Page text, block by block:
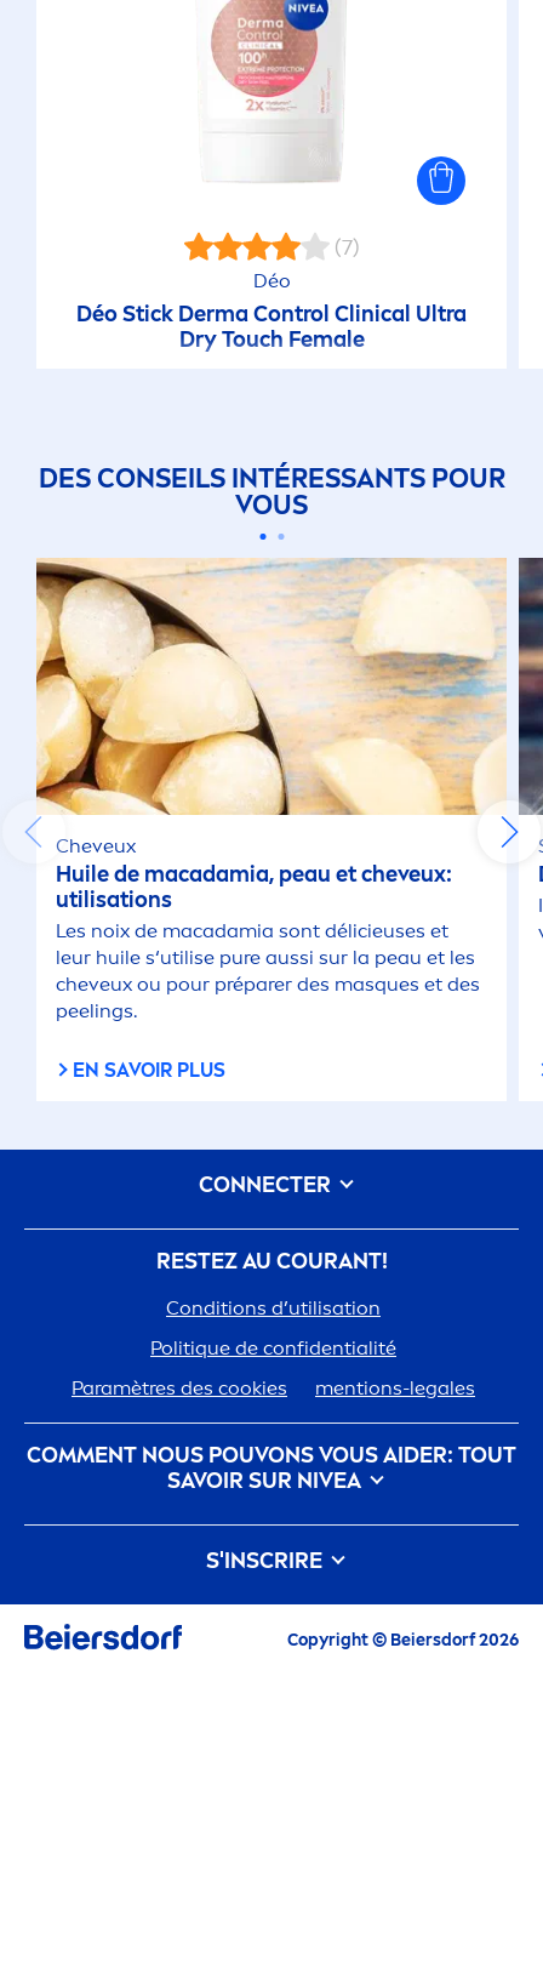
(7)
Déo
Déo Stick Derma Control Clinical Ultra
Dry Touch Female
DES CONSEILS INTÉRESSANTS POUR
VOUS
Cheveux
Huile de macadamia, peau et cheveux:
utilisations
Les noix de macadamia sont délicieuses et
leur huile s‘utilise pure aussi sur la peau et les
cheveux ou pour préparer des masques et des
peelings.
EN SAVOIR PLUS
RESTEZ AU COURANT!
Conditions d’utilisation
Politique de confidentialité
Paramètres des cookies
mentions-legales
COMMENT NOUS POUVONS VOUS AIDER: TOUT
SAVOIR SUR NIVEA
nivea-histoire
Carrières chez Beiersdorf
Notre philosophie
Contactez-nous
S'INSCRIRE
Tous les Highlights actuels, conseils de soin,
CONNECTER
Copyright © Beiersdorf 2026